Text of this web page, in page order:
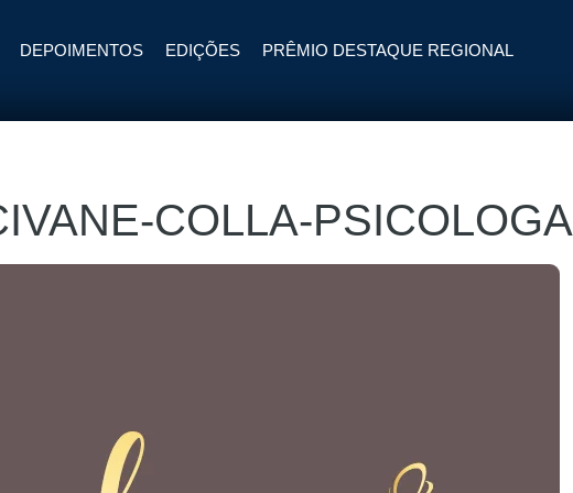
DEPOIMENTOS EDIÇÕES PRÊMIO DESTAQUE REGIONAL
COLLA-PSICOLOGA